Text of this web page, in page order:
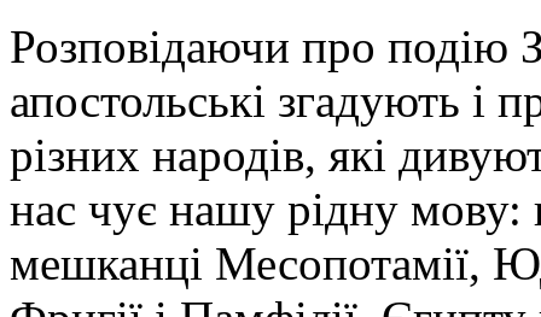
Розповідаючи про подію
апостольські згадують і
різних народів, які
нас чує нашу рідну мову:
мешканці Месопотамії,